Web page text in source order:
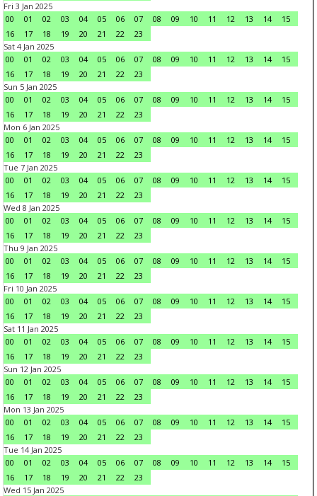
Fri 3 Jan 2025
00
01 02 03 04 05 06 07 08 09 10 11 12 13 14
15
16
17 18 19 20 21 22
23
Sat 4 Jan 2025
00
01 02 03 04 05 06 07 08 09 10 11 12 13 14
15
16
17 18 19 20 21 22
23
Sun 5 Jan 2025
00
01 02 03 04 05 06 07 08 09 10 11 12 13 14
15
16
17 18 19 20 21 22
23
Mon 6 Jan 2025
00
01 02 03 04 05 06 07 08 09 10 11 12 13 14
15
16
17 18 19 20 21 22
23
Tue 7 Jan 2025
00
01 02 03 04 05 06 07 08 09 10 11 12 13 14
15
16
17 18 19 20 21 22
23
Wed 8 Jan 2025
00
01 02 03 04 05 06 07 08 09 10 11 12 13 14
15
16
17 18 19 20 21 22
23
Thu 9 Jan 2025
00
01 02 03 04 05 06 07 08 09 10 11 12 13 14
15
16
17 18 19 20 21 22
23
Fri 10 Jan 2025
00
01 02 03 04 05 06 07 08 09 10 11 12 13 14
15
16
17 18 19 20 21 22
23
Sat 11 Jan 2025
00
01 02 03 04 05 06 07 08 09 10 11 12 13 14
15
16
17 18 19 20 21 22
23
Sun 12 Jan 2025
00
01 02 03 04 05 06 07 08 09 10 11 12 13 14
15
16
17 18 19 20 21 22
23
Mon 13 Jan 2025
00
01 02 03 04 05 06 07 08 09 10 11 12 13 14
15
16
17 18 19 20 21 22
23
Tue 14 Jan 2025
00
01 02 03 04 05 06 07 08 09 10 11 12 13 14
15
16
17 18 19 20 21 22
23
Wed 15 Jan 2025